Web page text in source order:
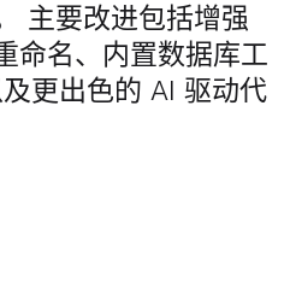
主要改进包括增强
命名、内置数据库工
更出色的 AI 驱动代